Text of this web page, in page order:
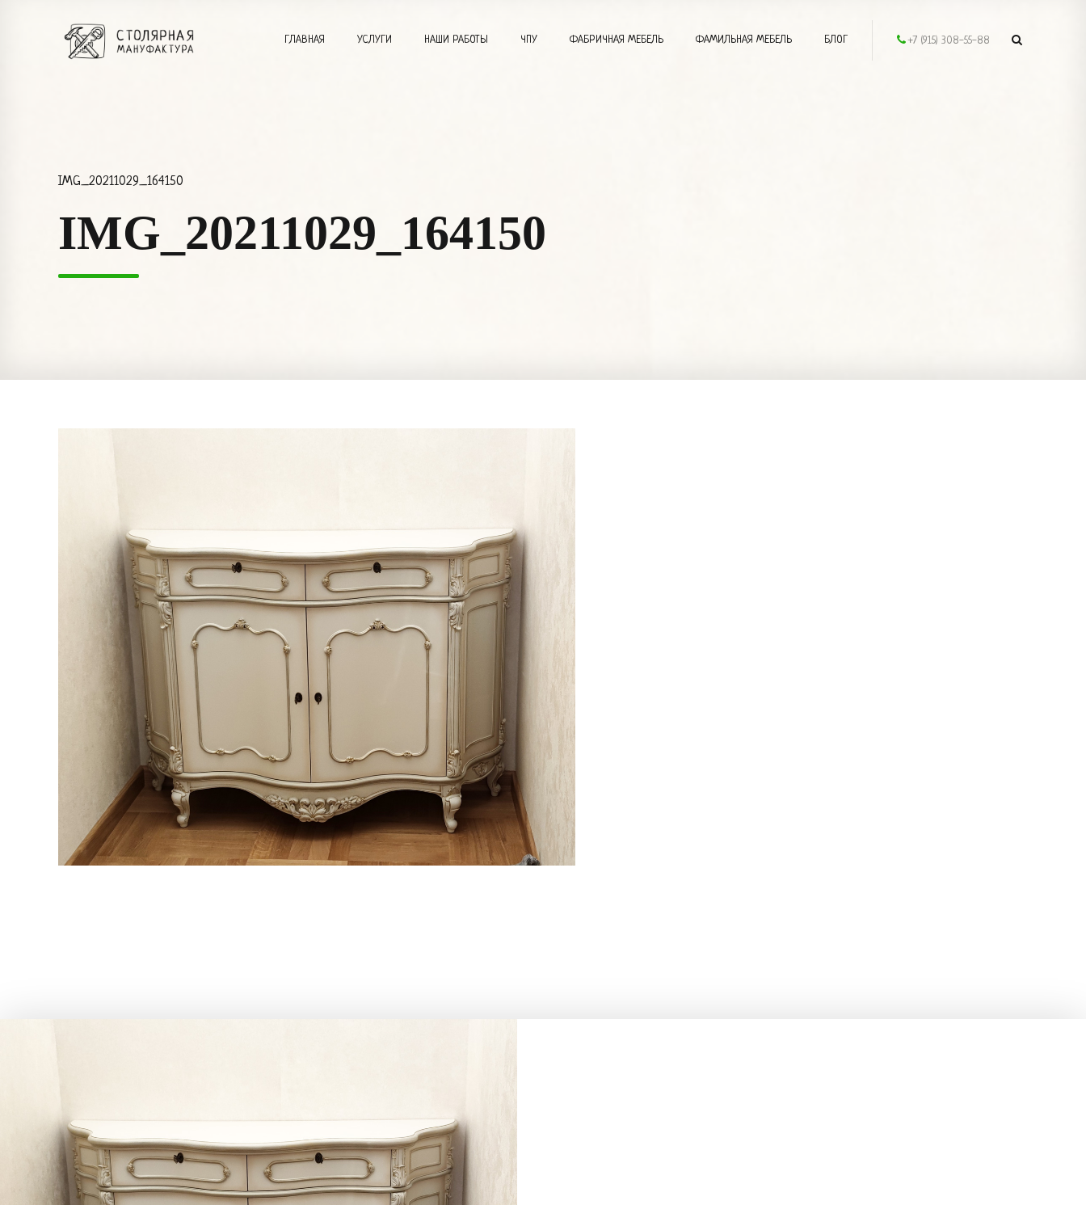
+7 (915) 308-55-88
ГЛАВНАЯ УСЛУГИ НАШИ РАБОТЫ ЧПУ ФАБРИЧНАЯ МЕБЕЛЬ ФАМИЛЬНАЯ МЕБЕЛЬ БЛОГ
IMG_20211029_164150
IMG_20211029_164150